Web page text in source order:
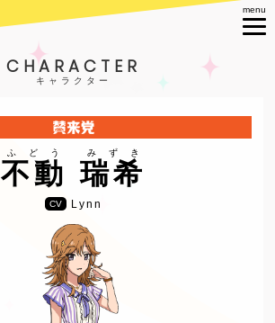
CHARACTER
不動 瑞希
ふどう みずき
CV Lynn